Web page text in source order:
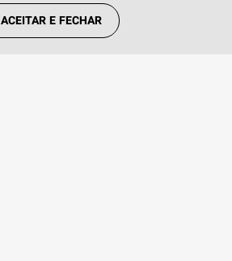
ACEITAR E FECHAR